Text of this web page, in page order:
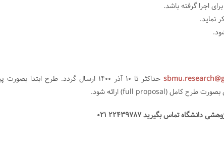
اجرا گرفته باشد.
نماید.
حداکثر تا 10 آذر 1400 ارسال گردد. طرح ابتدا
تماس بگیرید ۲۲۴۳۹۷۸۷ ۰۲۱